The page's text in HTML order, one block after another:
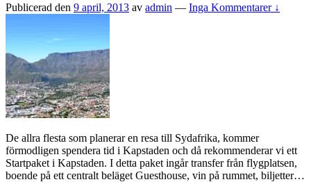
Publicerad den 9 april, 2013 av admin — Inga Kommentarer ↓
De allra flesta som planerar en resa till Sydafrika, kommer
förmodligen spendera tid i Kapstaden och då rekommenderar vi ett
Startpaket i Kapstaden. I detta paket ingår transfer från flygplatsen,
boende på ett centralt beläget Guesthouse, vin på rummet, biljetter…